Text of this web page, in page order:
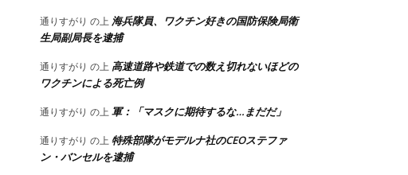
通りすがり の上 海兵隊員、ワクチン好きの国防保険局衛
生局副局長を逮捕
通りすがり の上 高速道路や鉄道での数え切れないほどの
ワクチンによる死亡例
通りすがり の上 軍：「マスクに期待するな…まだだ」
通りすがり の上 特殊部隊がモデルナ社のCEOステファ
ン・バンセルを逮捕